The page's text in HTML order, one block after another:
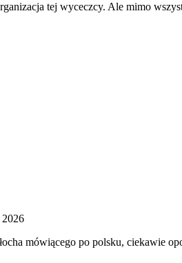
tej wyceczcy. Ale mimo
mówiącego po polsku, ciekawie